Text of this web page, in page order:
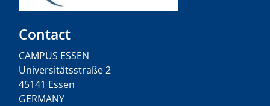
Contact
CAMPUS ESSEN
Universitätsstraße 2
45141 Essen
GERMANY